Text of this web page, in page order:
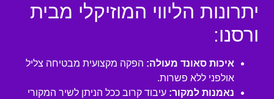
יתרונות הליווי המוזיקלי מבית
ורסנו:
איכות סאונד מעולה: הפקה מקצועית מבטיחה צליל
אולפני ללא פשרות.
נאמנות למקור: עיבוד קרוב ככל הניתן לשיר המקורי